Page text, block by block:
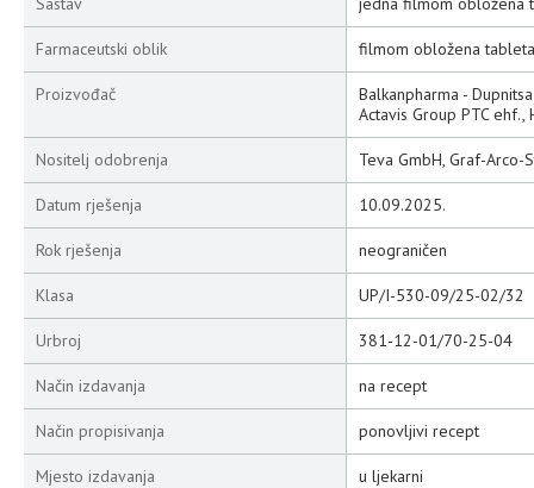
Farmaceutski oblik filmom obložena tableta
Proizvođač
Balkanpharma -
Actavis Group PTC
Nositelj odobrenja Teva GmbH, Graf-Arco-
Datum rješenja 10.09.2025.
Rok rješenja neograničen
Klasa UP/I-530-09/25-02/32
Urbroj 381-12-01/70-25-04
Način izdavanja na recept
Način propisivanja ponovljivi recept
Mjesto izdavanja u ljekarni